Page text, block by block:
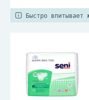
Быстро впитывает